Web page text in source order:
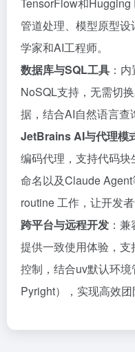
TensorFlow和
管道处理、模型原型
学家和AI工程师。
数据库与SQL工具 ：
NoSQL支持，无需切
据，结合AI自然语言查
JetBrains AI与代理模
编码代理，支持代码
命名以及Claude
routine 工作，让开发者
跨平台与远程开发 ：
提供一致使用体验，
控制，结合uv默认环境
Pyright），实现高效团